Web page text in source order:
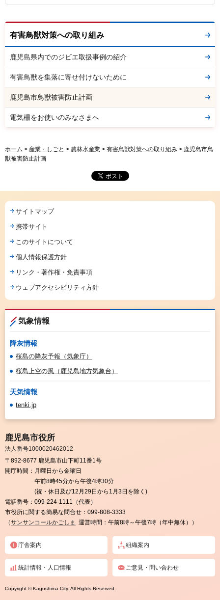
有害鳥獣対策への取り組み
鹿児島県内でのジビエ取扱事例の紹介
有害鳥獣を集落に寄せ付けないために
鹿児島市鳥獣被害防止計画
電気柵をお使いのみなさまへ
ホーム > 産業・しごと > 農林水産業 > 有害鳥獣対策への取り組み > 鹿児島市鳥
獣被害防止計画
サイトマップ
携帯サイト
このサイトについて
個人情報保護方針
リンク・著作権・免責事項
ウェブアクセシビリティ方針
気象情報
降灰情報
桜島の降灰予報（気象庁）
桜島上空の風（鹿児島地方気象台）
天気情報
tenki.jp
鹿児島市役所
法人番号1000020462012
〒892-8677 鹿児島市山下町11番1号
開庁時間： 月曜日から金曜日
午前8時45分から午後4時30分
(祝・休日及び12月29日から1月3日を除く)
電話番号： 099-224-1111（代表）
市役所に関する簡易な問合せ： 099-808-3333
（サンサンコールかごしま 運営時間：午前8時～午後7時（年中無休））
庁舎案内 組織案内
統計情報・人口情報 ご意見・問い合わせ
Copyright © Kagoshima City. All Rights Reserved.